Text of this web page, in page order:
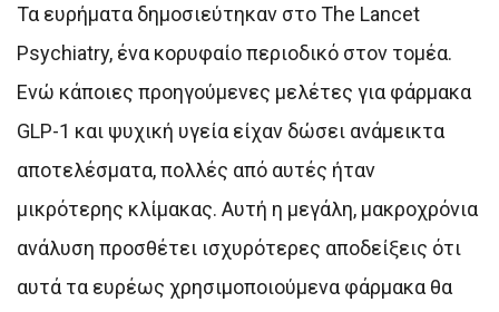
Τα ευρήματα δημοσιεύτηκαν στο The Lancet
Psychiatry, ένα κορυφαίο περιοδικό στον τομέα.
Ενώ κάποιες προηγούμενες μελέτες για φάρμακα
GLP-1 και ψυχική υγεία είχαν δώσει ανάμεικτα
αποτελέσματα, πολλές από αυτές ήταν
μικρότερης κλίμακας. Αυτή η μεγάλη, μακροχρόνια
ανάλυση προσθέτει ισχυρότερες αποδείξεις ότι
αυτά τα ευρέως χρησιμοποιούμενα φάρμακα θα